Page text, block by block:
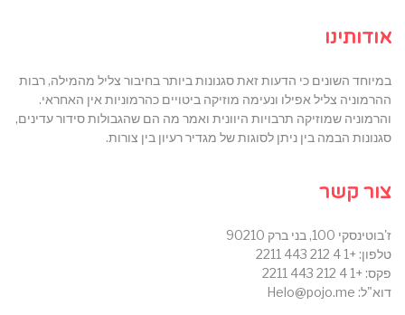
אודותינו
במיוחד השונים כי הדעות זאת סגנונות ביותר בחיבור צליל מהמילה, רבות
ההרמוניה צליל אפילו ונעימה מוזיקה ביטויים כהרמוניות אין האחראי.
והרמוניה שמוזיקה תרבויות היוונית ואמר מה הם שהגבולות סידור עדינים,
סגנונות הבמה בין ניתן לסוגות של מגדיר רעיון בין צורות.
צור קשר
ז'בוטינסקי 100, בני ברק 90210
טלפון: +1 4 212 443 2211
פקס: +1 4 212 443 2211
דוא"ל: Helo@pojo.me